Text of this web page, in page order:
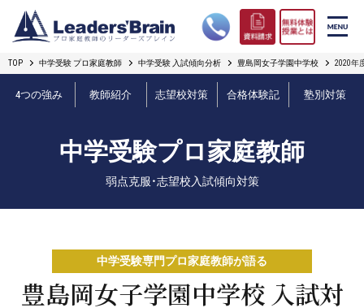
リーダーズブレインの強み
プロ教師紹介
無料体験授業とは
TOP 中学受験 プロ家庭教師 中学受験 入試傾向分析 豊島岡女子学園中学校 2020年
4つの強み 教師紹介 志望校対策 合格体験記 塾別対策
中学受験プロ家庭教師
弱点克服・志望校入試傾向対策
中学受験専門プロ家庭教師が語る
豊島岡女子学園中学校 入試対